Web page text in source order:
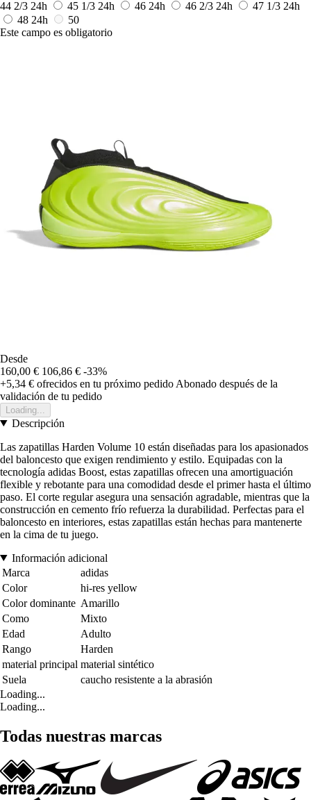
44 2/3 24h 45 1/3 24h 46 24h 46 2/3 24h 47 1/3 24h
48 24h
50
Este campo es obligatorio
Desde
160,00 € 106,86 € -33%
+5,34 € ofrecidos en tu próximo pedido Abonado después de la
validación de tu pedido
Loading...
Descripción
Las zapatillas Harden Volume 10 están diseñadas para los apasionados
del baloncesto que exigen rendimiento y estilo. Equipadas con la
tecnología adidas Boost, estas zapatillas ofrecen una amortiguación
flexible y rebotante para una comodidad desde el primer hasta el último
paso. El corte regular asegura una sensación agradable, mientras que la
construcción en cemento frío refuerza la durabilidad. Perfectas para el
baloncesto en interiores, estas zapatillas están hechas para mantenerte
en la cima de tu juego.
Información adicional
Marca
adidas
Color
hi-res yellow
Color dominante Amarillo
Como
Mixto
Edad
Adulto
Rango
Harden
material principal material sintético
Suela
caucho resistente a la abrasión
Loading...
Loading...
Todas nuestras marcas